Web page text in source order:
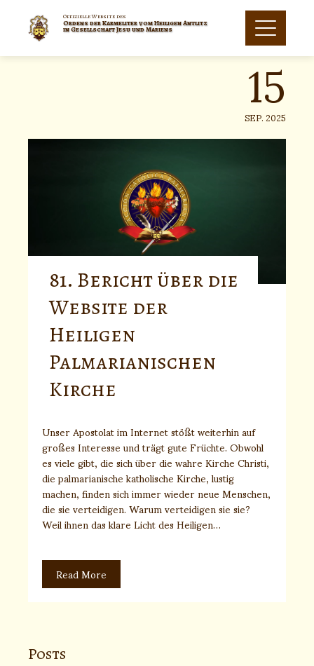
content
Offizielle Website des
Ordens der Karmeliter vom Heiligen Antlitz
in Gesellschaft Jesu und Mariens 15
SEP. 2025
81. Bericht über die
Website der
Heiligen
Palmarianischen
Kirche
Unser Apostolat im Internet stößt weiterhin auf
großes Interesse und trägt gute Früchte. Obwohl
es viele gibt, die sich über die wahre Kirche Christi,
die palmarianische katholische Kirche, lustig
machen, finden sich immer wieder neue Menschen,
die sie verteidigen. Warum verteidigen sie sie?
Weil ihnen das klare Licht des Heiligen…
Read More
Posts